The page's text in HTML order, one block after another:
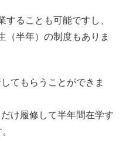
ることも可能ですし、
（半年）の制度もありま
てもらうことができま
け履修して半年間在学す